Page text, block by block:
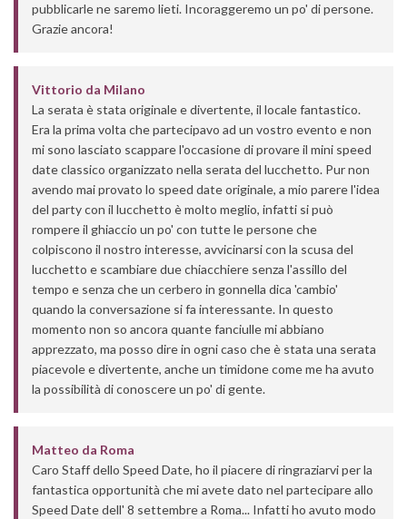
pubblicarle ne saremo lieti. Incoraggeremo un po' di persone.
Grazie ancora!
Vittorio da Milano
La serata è stata originale e divertente, il locale fantastico.
Era la prima volta che partecipavo ad un vostro evento e non
mi sono lasciato scappare l'occasione di provare il mini speed
date classico organizzato nella serata del lucchetto. Pur non
avendo mai provato lo speed date originale, a mio parere l'idea
del party con il lucchetto è molto meglio, infatti si può
rompere il ghiaccio un po' con tutte le persone che
colpiscono il nostro interesse, avvicinarsi con la scusa del
lucchetto e scambiare due chiacchiere senza l'assillo del
tempo e senza che un cerbero in gonnella dica 'cambio'
quando la conversazione si fa interessante. In questo
momento non so ancora quante fanciulle mi abbiano
apprezzato, ma posso dire in ogni caso che è stata una serata
piacevole e divertente, anche un timidone come me ha avuto
la possibilità di conoscere un po' di gente.
Matteo da Roma
Caro Staff dello Speed Date, ho il piacere di ringraziarvi per la
fantastica opportunità che mi avete dato nel partecipare allo
Speed Date dell' 8 settembre a Roma... Infatti ho avuto modo